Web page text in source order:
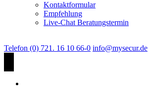
Kontaktformular
Empfehlung
Live-Chat Beratungstermin
Telefon (0) 721. 16 10 66-0 info@mysecur.de